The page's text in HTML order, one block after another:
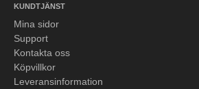
KUNDTJÄNST
Mina sidor
Support
Kontakta oss
Köpvillkor
Leveransinformation